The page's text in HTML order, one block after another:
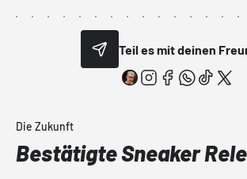
Teil es mit deinen
Die Zukunft
Bestätigte Sneaker